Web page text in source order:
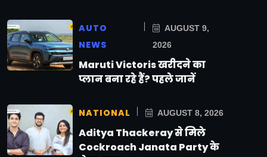
AUTO
NEWS
AUGUST 9,
2026
Maruti Victoris खरीदने का
प्लान बना रहे हैं? पहले जानें
NATIONAL AUGUST 8, 2026
Aditya Thackeray से मिले
Cockroach Janata Party के